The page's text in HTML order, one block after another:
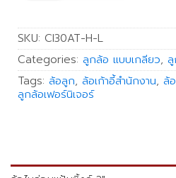
SKU: CI30AT-H-L
Categories: ลูกล้อ แบบเกลียว, ลู
Tags: ล้อลูก, ล้อเก้าอี้สำนักงาน, ล้
ลูกล้อเฟอร์นิเจอร์